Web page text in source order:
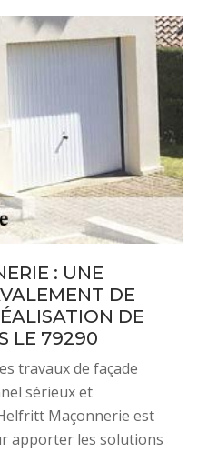
: UNE
DE
DE
LE 79290
travaux de façade
sérieux et
Maçonnerie est
apporter les solutions